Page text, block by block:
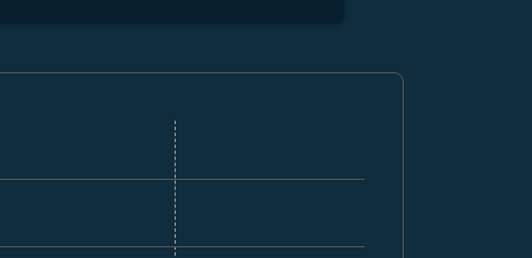
disclaimer. 查找票價
offers-disclaimer. 查找票價
view-offers-disclaimer. 查找票價
view-offers-disclaimer. 查找票價
cmp-view-offers-disclaimer. 查找票價
cmp-view-offers-disclaimer. 查找票價
KIX–BKK: cmp-view-offers-disclaimer. 查找票價
KIX–BKK: cmp-view-offers-disclaimer. 查找票價
KIX–BKK: cmp-view-offers-disclaimer. 查找票價
KIX–BKK: cmp-view-offers-disclaimer. 查找